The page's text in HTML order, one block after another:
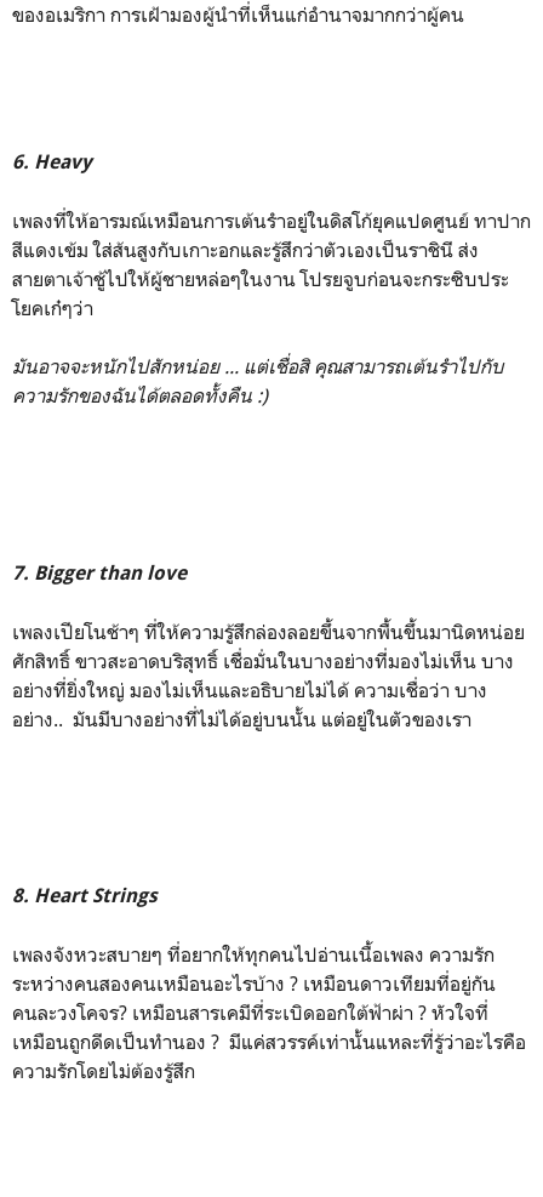
ของอเมริกา การเฝ้ามองผู้นำที่เห็นแก่อำนาจมากกว่าผู้คน
6. Heavy
เพลงที่ให้อารมณ์เหมือนการเต้นรำอยู่ในดิสโก้ยุคแปดศูนย์ ทาปาก
สีแดงเข้ม ใส่ส้นสูงกับเกาะอกและรู้สึกว่าตัวเองเป็นราชินี ส่ง
สายตาเจ้าชู้ไปให้ผู้ชายหล่อๆในงาน โปรยจูบก่อนจะกระซิบประ
โยคเก๋ๆว่า
มันอาจจะหนักไปสักหน่อย ... แต่เชื่อสิ คุณสามารถเต้นรำไปกับ
ความรักของฉันได้ตลอดทั้งคืน :)
7. Bigger than love
เพลงเปียโนช้าๆ ที่ให้ความรู้สึกล่องลอยขึ้นจากพื้นขึ้นมานิดหน่อย
ศักสิทธิ์ ขาวสะอาดบริสุทธิ์ เชื่อมั่นในบางอย่างที่มองไม่เห็น บาง
อย่างที่ยิ่งใหญ่ มองไม่เห็นและอธิบายไม่ได้ ความเชื่อว่า บาง
อย่าง.. มันมีบางอย่างที่ไม่ได้อยู่บนนั้น แต่อยู่ในตัวของเรา
8. Heart Strings
เพลงจังหวะสบายๆ ที่อยากให้ทุกคนไปอ่านเนื้อเพลง ความรัก
ระหว่างคนสองคนเหมือนอะไรบ้าง ? เหมือนดาวเทียมที่อยู่กัน
คนละวงโคจร? เหมือนสารเคมีที่ระเบิดออกใต้ฟ้าผ่า ? หัวใจที่
เหมือนถูกดีดเป็นทำนอง ? มีแค่สวรรค์เท่านั้นแหละที่รู้ว่าอะไรคือ
ความรักโดยไม่ต้องรู้สึก